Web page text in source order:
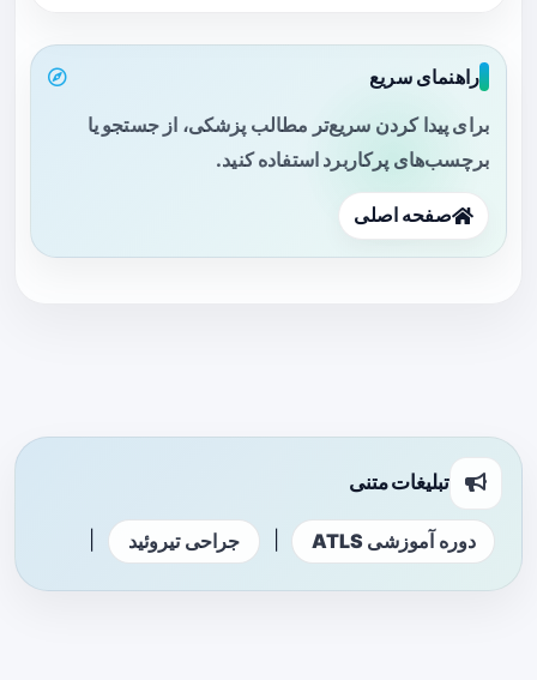
راهنمای سریع
برای پیدا کردن سریع‌تر مطالب پزشکی، از جستجو یا
برچسب‌های پرکاربرد استفاده کنید.
صفحه اصلی
تبلیغات متنی
دوره آموزشی ATLS جراحی تیروئید